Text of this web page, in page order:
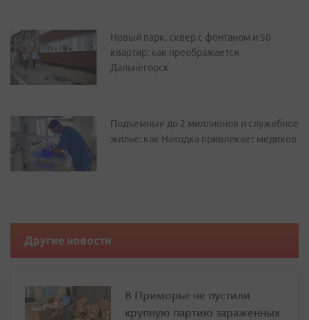
Новый парк, сквер с фонтаном и 50
квартир: как преображается
Дальнегорск
Подъемные до 2 миллионов и служебное
жилье: как Находка привлекает медиков
Другие новости
В Приморье не пустили
крупную партию зараженных